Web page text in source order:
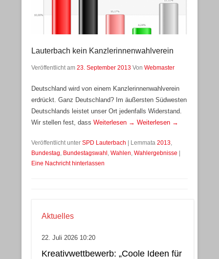
Lauterbach kein Kanzlerinnenwahlverein
Veröffentlicht am 23. September 2013 Von Webmaster
Deutschland wird von einem Kanzlerinnenwahlverein
erdrückt. Ganz Deutschland? Im äußersten Südwesten
Deutschlands leistet unser Ort jedenfalls Widerstand.
Wir stellen fest, dass Weiterlesen → Weiterlesen →
Veröffentlicht unter SPD Lauterbach Lemmata 2013,
Bundestag, Bundestagswahl , Wahlen, Wahlergebnisse
Eine Nachricht hinterlassen
Aktuelles
22. Juli 2026 10:20
Kreativwettbewerb: „Coole Ideen für